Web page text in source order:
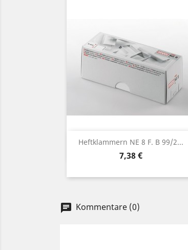
Heftklammern NE 8 F. B 99/2...
Preis
7,38 €
Vorschau
chat Kommentare (0)